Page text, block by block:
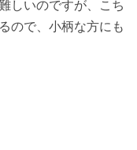
しいのですが、こち
ので、小柄な方にも